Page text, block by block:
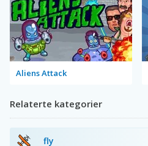
Aliens Attack
Relaterte kategorier
fly